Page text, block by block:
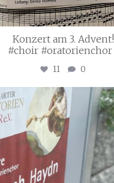
Konzert am 3. Advent!
#choir #oratorienchor
11 0
stuttgarter_oratorienchor
Juli 23